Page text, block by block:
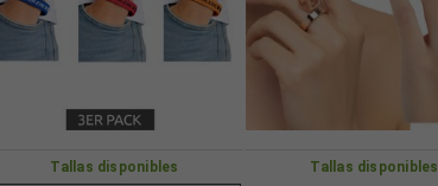
Tallas disponibles
Tallas disponibles